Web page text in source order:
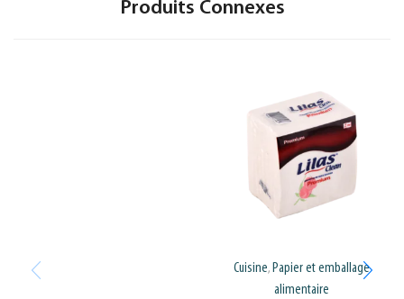
Produits Connexes
Cuisine, Papier et emballage
alimentaire